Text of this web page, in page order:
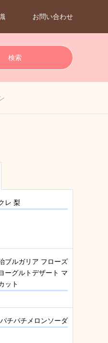
お問い合わせ
レ 梨
ブルガリア フローズ
ーグルトデザート マ
ット
チパチメロンソーダ